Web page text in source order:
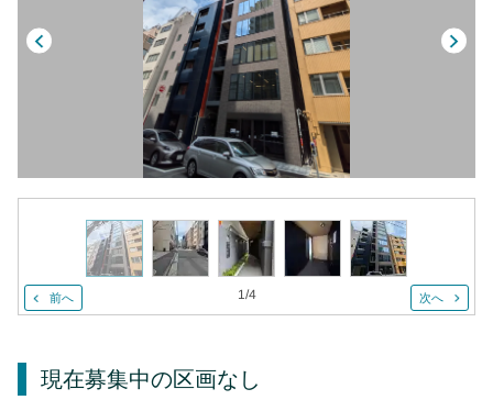
前へ 1/4 次へ
現在募集中の区画なし